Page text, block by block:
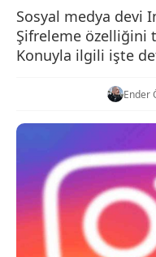
Sosyal medya devi
Şifreleme özelliğini
Konuyla ilgili işte
Ender